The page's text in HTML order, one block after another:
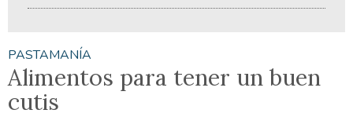
PASTAMANÍA
Alimentos para tener un buen
cutis